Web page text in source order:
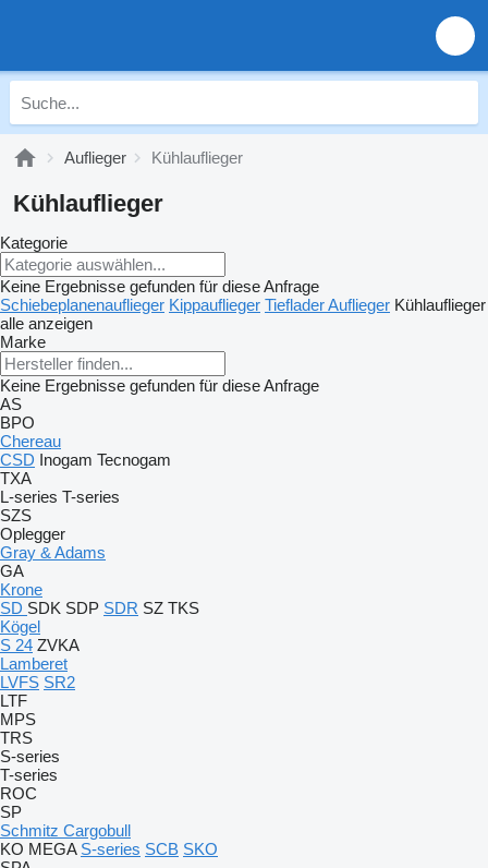
Auflieger Kühlauflieger
Kühlauflieger
Kategorie
Keine Ergebnisse gefunden für diese Anfrage
Schiebeplanenauflieger Kippauflieger Tieflader Auflieger Kühlauflieger
alle anzeigen
Marke
Keine Ergebnisse gefunden für diese Anfrage
AS
BPO
Chereau
CSD Inogam Tecnogam
TXA
L-series T-series
SZS
Oplegger
Gray & Adams
GA
Krone
SD SDK SDP SDR SZ TKS
Kögel
S 24 ZVKA
Lamberet
LVFS SR2
LTF
MPS
TRS
S-series
T-series
ROC
SP
Schmitz Cargobull
KO MEGA S-series SCB SKO